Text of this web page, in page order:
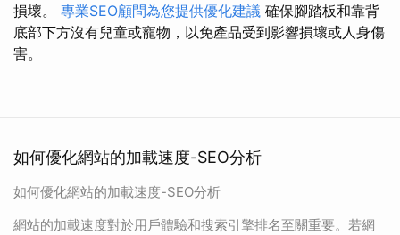
損壞。 專業SEO顧問為您提供優化建議 確保腳踏板和靠背
底部下方沒有兒童或寵物，以免產品受到影響損壞或人身傷
害。
如何優化網站的加載速度-SEO分析
如何優化網站的加載速度-SEO分析
網站的加載速度對於用戶體驗和搜索引擎排名至關重要。若網